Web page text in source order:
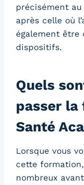
précisément
après celle où
également être
dispositifs.
Quels
passer la
Santé
Lorsque vous
cette
nombreux